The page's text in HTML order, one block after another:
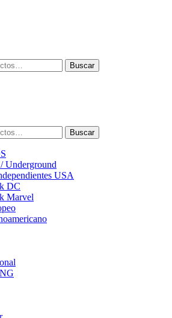
Buscar
Buscar
Underground
USA
DC
Marvel